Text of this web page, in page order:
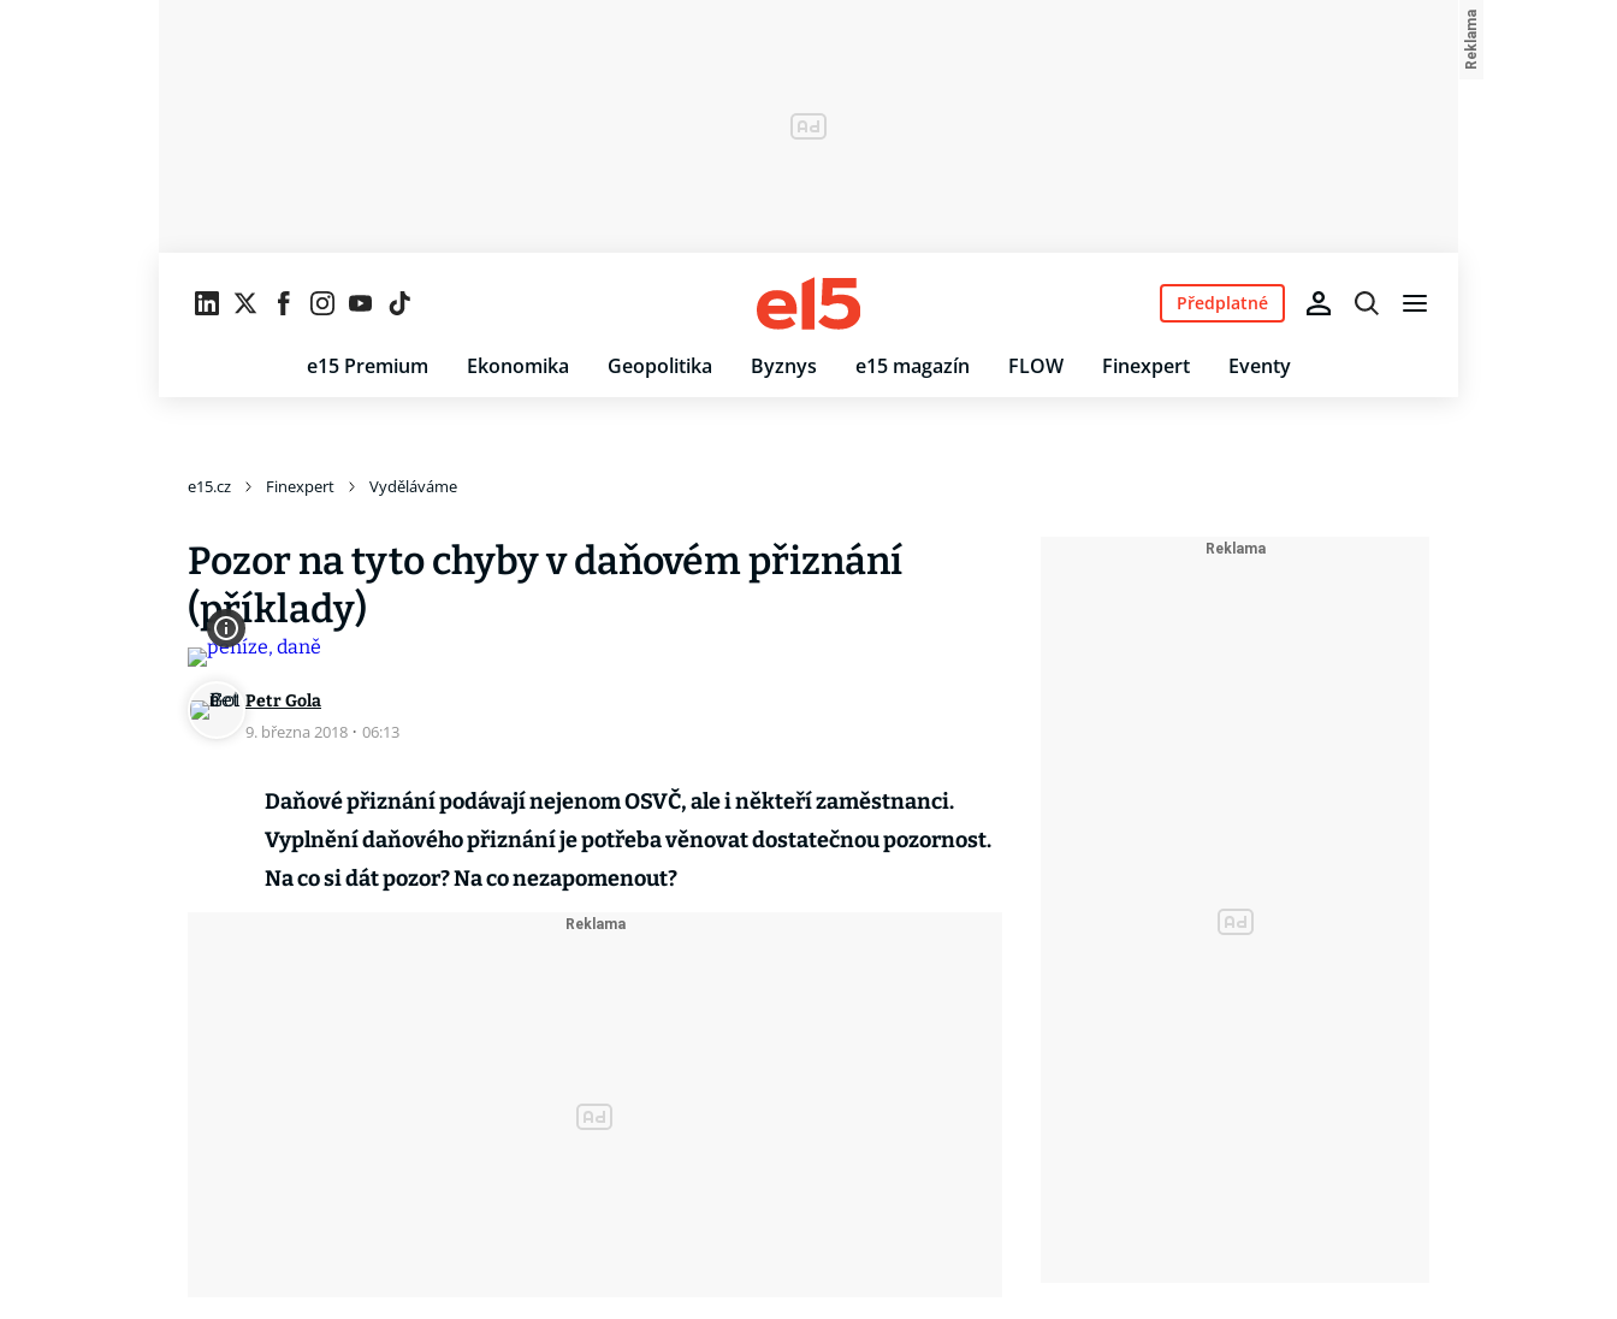
e15 Premium Ekonomika Geopolitika Byznys e15 magazín FLOW Finexpert Eventy
Předplatné
e15.cz Finexpert Vyděláváme
Pozor na tyto chyby v daňovém přiznání
(příklady)
Petr Gola
9. března 2018 · 06:13
Daňové přiznání podávají nejenom OSVČ, ale i někteří zaměstnanci.
Vyplnění daňového přiznání je potřeba věnovat dostatečnou pozornost.
Na co si dát pozor? Na co nezapomenout?